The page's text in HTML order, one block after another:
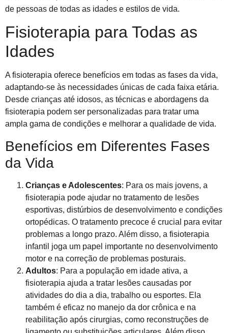
de pessoas de todas as idades e estilos de vida.
Fisioterapia para Todas as
Idades
A fisioterapia oferece benefícios em todas as fases da vida,
adaptando-se às necessidades únicas de cada faixa etária.
Desde crianças até idosos, as técnicas e abordagens da
fisioterapia podem ser personalizadas para tratar uma
ampla gama de condições e melhorar a qualidade de vida.
Benefícios em Diferentes Fases
da Vida
Crianças e Adolescentes: Para os mais jovens, a
fisioterapia pode ajudar no tratamento de lesões
esportivas, distúrbios de desenvolvimento e condições
ortopédicas. O tratamento precoce é crucial para evitar
problemas a longo prazo. Além disso, a fisioterapia
infantil joga um papel importante no desenvolvimento
motor e na correção de problemas posturais.
Adultos: Para a população em idade ativa, a
fisioterapia ajuda a tratar lesões causadas por
atividades do dia a dia, trabalho ou esportes. Ela
também é eficaz no manejo da dor crônica e na
reabilitação após cirurgias, como reconstruções de